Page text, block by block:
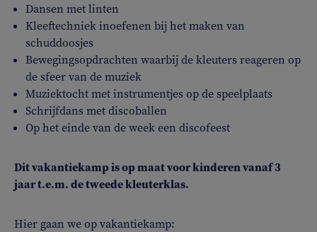
Dansen met linten
Kleeftechniek inoefenen bij het maken van
schuddoosjes
Bewegingsopdrachten waarbij de kleuters reageren op
de sfeer van de muziek
Muziektocht met instrumentjes op de speelplaats
Schrijfdans met discoballen
Op het einde van de week een discofeest
Dit vakantiekamp is op maat voor kinderen vanaf 3
jaar t.e.m. de tweede kleuterklas.
Hier gaan we op vakantiekamp: